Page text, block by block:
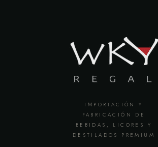
IMPORTACIÓN Y
FABRICACIÓN DE
BEBIDAS, LICORES Y
DESTILADOS PREMIUM